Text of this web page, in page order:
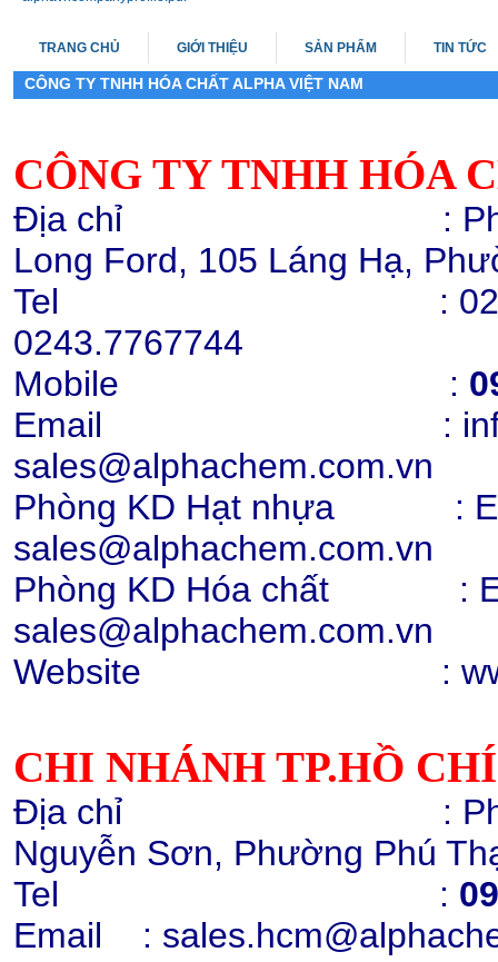
Melamine 99.8%, Yulong
Hạt nhựa PP K8009
Chi tiết
Hạt nhựa PC 2407, 2807, 2858,
trong suốt
Chi tiết Mua hàng
Hạt nhựa PC 2407, 2807
010131 (trắng điện)
Chi tiết Mua hàng
TRANG CHỦ GIỚI THIỆU SẢN PHẨM TIN TỨC
CÔNG TY TNHH HÓA CHẤT ALPHA VIỆT NAM
CÔNG TY TNHH HÓA
Địa chỉ : Phòng 503,
Long Ford, 105 Láng Hạ,
Tel :
0243.7767744
Mobile :
Email :
Phòng KD Hạt nhựa :
sales@alphachem.com.vn
Phòng KD Hóa chất :
sales@alphachem.com.vn
Website :
CHI NHÁNH TP.HỒ
Địa chỉ : Phòng
Nguyễn Sơn, Phường Phú
Tel :
Email
: